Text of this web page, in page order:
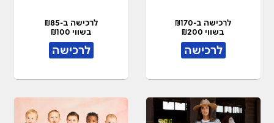
לרכישה ב-₪170
בשווי ₪200
לרכישה
לרכישה ב-₪85
בשווי ₪100
לרכישה